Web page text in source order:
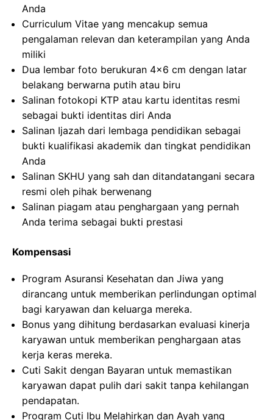
Anda
Curriculum Vitae yang mencakup semua
pengalaman relevan dan keterampilan yang Anda
miliki
Dua lembar foto berukuran 4×6 cm dengan latar
belakang berwarna putih atau biru
Salinan fotokopi KTP atau kartu identitas resmi
sebagai bukti identitas diri Anda
Salinan Ijazah dari lembaga pendidikan sebagai
bukti kualifikasi akademik dan tingkat pendidikan
Anda
Salinan SKHU yang sah dan ditandatangani secara
resmi oleh pihak berwenang
Salinan piagam atau penghargaan yang pernah
Anda terima sebagai bukti prestasi
Kompensasi
Program Asuransi Kesehatan dan Jiwa yang
dirancang untuk memberikan perlindungan optimal
bagi karyawan dan keluarga mereka.
Bonus yang dihitung berdasarkan evaluasi kinerja
karyawan untuk memberikan penghargaan atas
kerja keras mereka.
Cuti Sakit dengan Bayaran untuk memastikan
karyawan dapat pulih dari sakit tanpa kehilangan
pendapatan.
Program Cuti Ibu Melahirkan dan Ayah yang